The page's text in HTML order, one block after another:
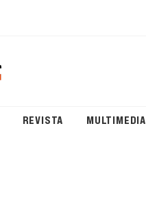
REVISTA MULTIMEDIA